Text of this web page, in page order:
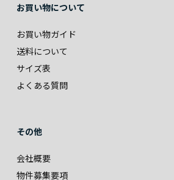
お買い物について
お買い物ガイド
送料について
サイズ表
よくある質問
その他
会社概要
物件募集要項